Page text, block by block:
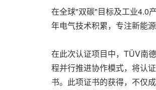
在全球"双碳"目标及工业4.0
年电气技术积累，专注新能
在此次认证项目中，TÜV南
程并行推进协作模式，将认
书。此项证书的获得，不仅